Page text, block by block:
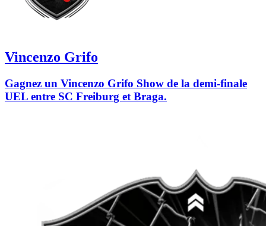
Vincenzo Grifo
Gagnez un Vincenzo Grifo Show de la demi-finale
UEL entre SC Freiburg et Braga.